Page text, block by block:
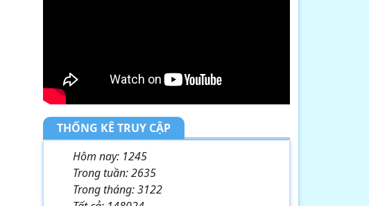
THỐNG KÊ TRUY CẬP
Hôm nay:1245
Trong tuần:2635
Tất cả:148024